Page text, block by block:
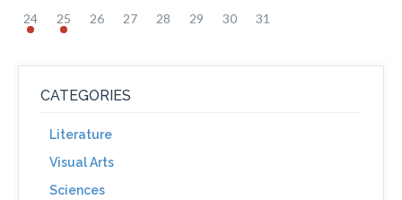
24 25 26 27 28 29 30 31
CATEGORIES
Literature
Visual Arts
Sciences